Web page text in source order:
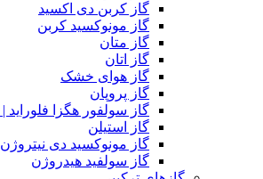
گاز کربن دی اکسید
گاز مونوکسید کربن
گاز متان
گاز اتان
گاز هوای خشک
گاز پروپان
گاز سولفور هگزا فلوراید | SF6
گاز استیلن
گاز مونوکسید دی نیتروژن
گاز سولفید هیدروژن